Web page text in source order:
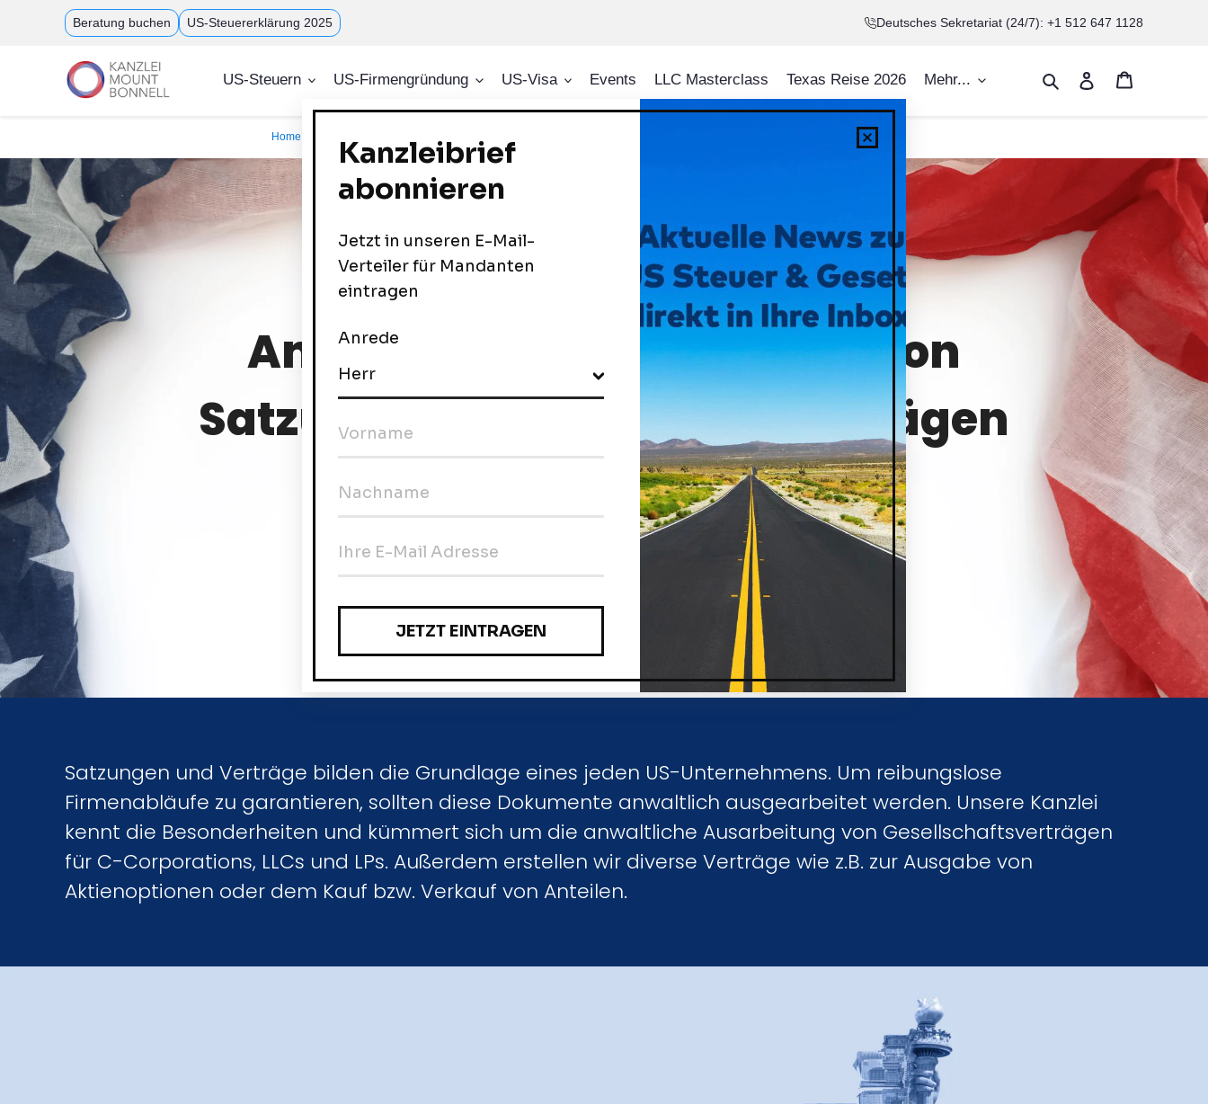
Beratung buchen US-Steuererklärung 2025 Deutsches Sekretariat (24/7): +1 512 647 1128
US-Steuern US-Firmengründung US-Visa Events LLC Masterclass Texas Reise 2026 Mehr... SuchenEinloggen
Home
Anwaltliche Ausarbeitung von
Satzungen und anderen Verträgen
für US-Gesellschaften
Satzungen und Verträge bilden die Grundlage eines jeden US-Unternehmens. Um reibungslose
Firmenabläufe zu garantieren, sollten diese Dokumente anwaltlich ausgearbeitet werden. Unsere Kanzlei
kennt die Besonderheiten und kümmert sich um die anwaltliche Ausarbeitung von Gesellschaftsverträgen
für C-Corporations, LLCs und LPs. Außerdem erstellen wir diverse Verträge wie z.B. zur Ausgabe von
Aktienoptionen oder dem Kauf bzw. Verkauf von Anteilen.